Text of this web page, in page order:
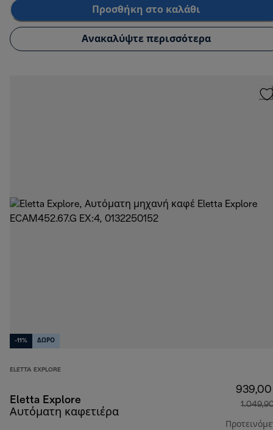
Προσθήκη στο καλάθι
Ανακαλύψτε περισσότερα
-11% ΔΩΡΟ
ELETTA EXPLORE
Eletta Explore
Αυτόματη καφετιέρα